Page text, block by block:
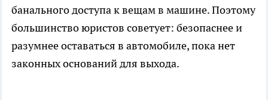
банального доступа к вещам в машине. Поэтому
большинство юристов советует: безопаснее и
разумнее оставаться в автомобиле, пока нет
законных оснований для выхода.